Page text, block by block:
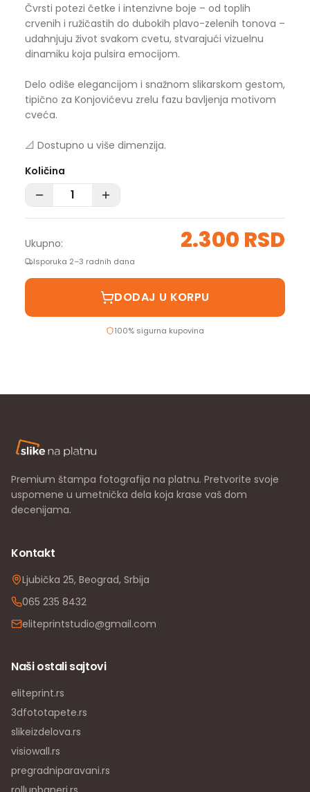
Čvrsti potezi četke i intenzivne boje – od toplih
crvenih i ružičastih do dubokih plavo-zelenih tonova –
udahnjuju život svakom cvetu, stvarajući vizuelnu
dinamiku koja pulsira emocijom.
Delo odiše elegancijom i snažnom slikarskom gestom,
tipično za Konjovićevu zrelu fazu bavljenja motivom
cveća.
📐 Dostupno u više dimenzija.
Količina
Ukupno: 2.300 RSD
Isporuka 2–3 radnih dana
DODAJ U KORPU
100% sigurna kupovina
Premium štampa fotografija na platnu. Pretvorite svoje
uspomene u umetnička dela koja krase vaš dom
decenijama.
Kontakt
Ljubička 25, Beograd, Srbija
065 235 8432
eliteprintstudio@gmail.com
Naši ostali sajtovi
eliteprint.rs
3dfototapete.rs
slikeizdelova.rs
visiowall.rs
pregradniparavani.rs